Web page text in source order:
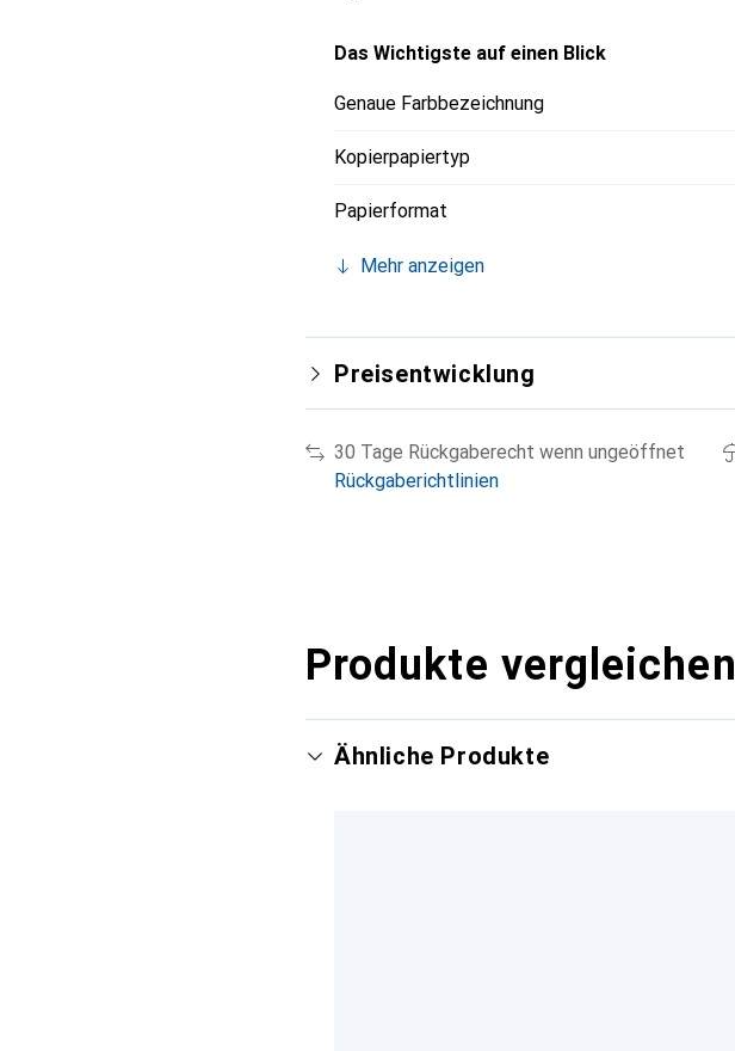
Das Wichtigste auf einen Blick
Genaue Farbbezeichnung
Kopierpapiertyp
Papierformat
Mehr anzeigen
Preisentwicklung
30 Tage Rückgaberecht wenn ungeöffnet
Rückgaberichtlinien
Produkte vergleichen
Ähnliche Produkte